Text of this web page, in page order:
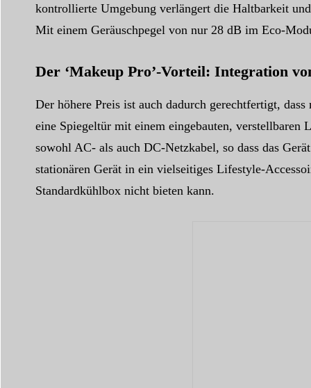
kontrollierte Umgebung verlängert die Haltbarkeit
Mit einem Geräuschpegel von nur 28 dB im Eco-
Der ‘Makeup Pro’-Vorteil: Integration
Der höhere Preis ist auch dadurch gerechtfertigt,
eine Spiegeltür mit einem eingebauten,
sowohl AC- als auch DC-Netzkabel, so dass das
stationären Gerät in ein vielseitiges Lifestyle-
Standardkühlbox nicht bieten kann.